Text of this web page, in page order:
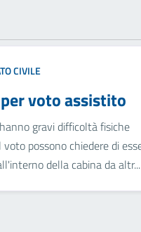
CIVILE
voto assistito
gravi difficoltà fisiche
possono chiedere di
della cabina da altr...